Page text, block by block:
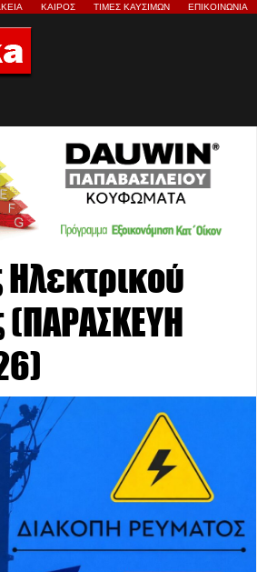
ΚΑΙΡΟΣ ΤΙΜΕΣ ΚΑΥΣΙΜΩΝ ΕΠΙΚΟΙΝΩΝΙΑ
(ΠΑΡΑΣΚΕΥΗ